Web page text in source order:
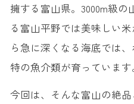
擁する富山県。3000m級
る富山平野では美味しい
ら急に深くなる海底では
特の魚介類が育っています
今回は、そんな富山の絶